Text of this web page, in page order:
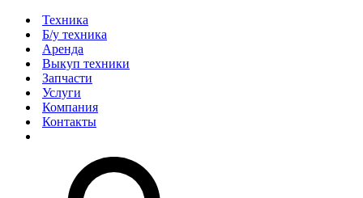
Техника
Б/у техника
Аренда
Выкуп техники
Запчасти
Услуги
Компания
Контакты